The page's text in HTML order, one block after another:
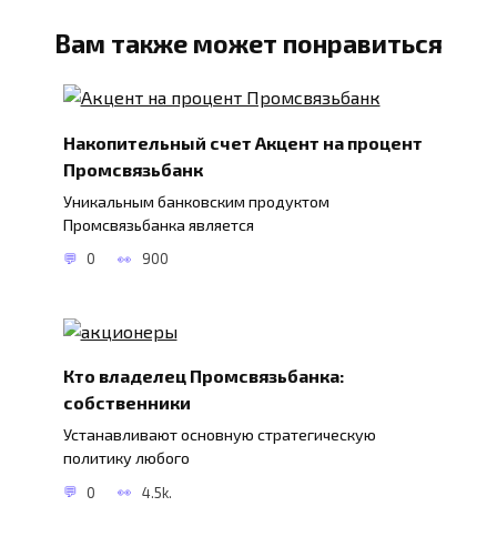
Вам также может понравиться
Накопительный счет Акцент на процент
Промсвязьбанк
Уникальным банковским продуктом
Промсвязьбанка является
0 900
Кто владелец Промсвязьбанка:
собственники
Устанавливают основную стратегическую
политику любого
0 4.5k.